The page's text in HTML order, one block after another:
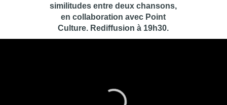
similitudes entre deux chansons,
en collaboration avec Point
Culture. Rediffusion à 19h30.